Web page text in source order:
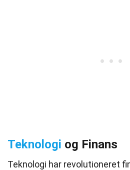
Teknologi og Finans
Teknologi har revolutioneret